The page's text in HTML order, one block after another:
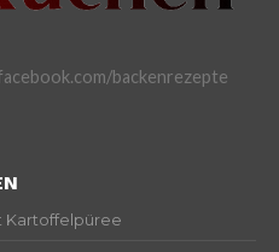
backenrezepte
Kartoffelpüree